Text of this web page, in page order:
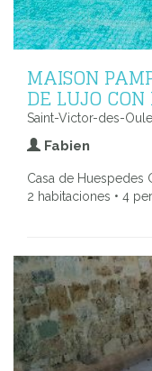
MAISON
DE LUJO
Saint-Victor-des-
Fabien
Casa de Huespedes
2 habitaciones • 4